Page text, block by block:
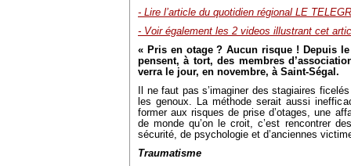
- Lire l’article du quotidien régional LE
- Voir également les 2 videos illustrant cet
« Pris en otage ? Aucun risque ! Depuis
pensent, à tort, des membres
verra le jour, en novembre, à Saint-Ségal.
Il ne faut pas s’imaginer des stagiaires
les genoux. La méthode serait aussi
former aux risques de prise d’otages, une
de monde qu’on le croit, c’est rencontrer
sécurité, de psychologie et d’anciennes
Traumatisme